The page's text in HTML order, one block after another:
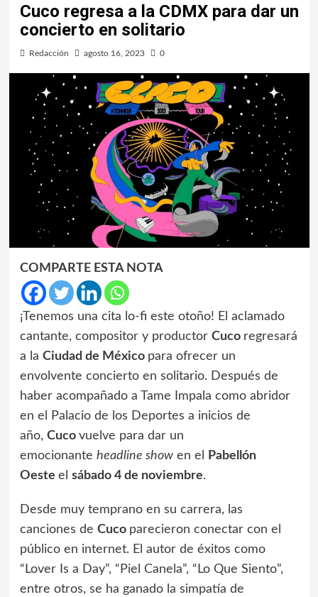
Cuco regresa a la CDMX para dar un
concierto en solitario
Redacción agosto 16, 2023 0
COMPARTE ESTA NOTA
¡Tenemos una cita lo-fi este otoño! El aclamado
cantante, compositor y productor Cuco regresará
a la Ciudad de México para ofrecer un
envolvente concierto en solitario. Después de
haber acompañado a Tame Impala como abridor
en el Palacio de los Deportes a inicios de
año, Cuco vuelve para dar un
emocionante headline showen el
Pabellón
Oeste el sábado 4 de noviembre.
Desde muy temprano en su carrera, las
canciones de Cuco parecieron conectar con el
público en internet. El autor de éxitos como
“Lover Is a Day”, “Piel Canela”, “Lo Que Siento”,
entre otros, se ha ganado la simpatía de